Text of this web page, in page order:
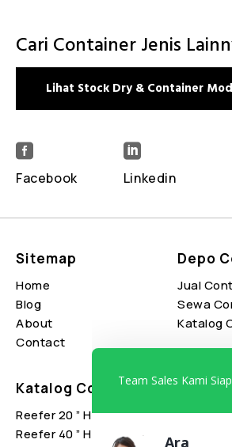
Cari Container Jenis
Lihat Stock Dry & Container

Facebook

Linkedin
Sitemap
Home
Blog
About
Contact
Depo
Jual
Sewa
Katalog
Katalog Container
Reefer 20 ” High Cube
Reefer 40 ” High Cube
Brand
Carrier
Team Sales Kami
Ascon
Emitri
Ascon
Manda
Ascon Sales
Hendy